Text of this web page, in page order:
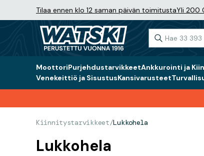
Tilaa ennen klo 12 saman päivän toimitustaYli 200
MoottoriPurjehdustarvikkeetAnkkurointi ja
Venekeittiö ja SisustusKansivarusteet
Kiinnitystarvikkeet/Lukkohela
Lukkohela